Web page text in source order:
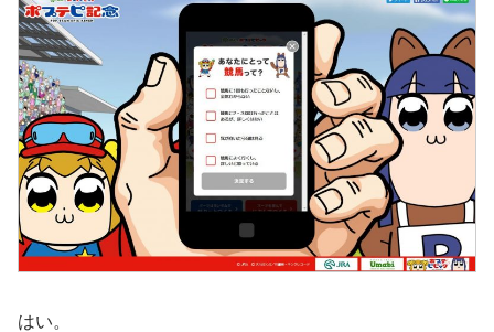
はい。